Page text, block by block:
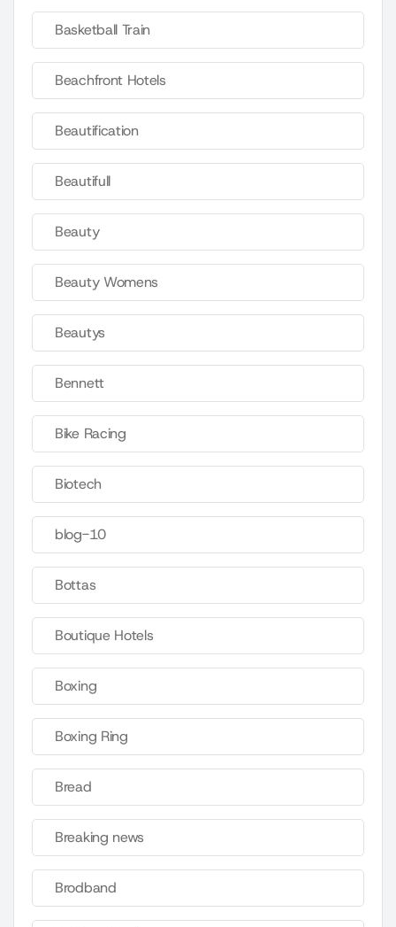
Basketball Train
Beachfront Hotels
Beautification
Beautifull
Beauty
Beauty Womens
Beautys
Bennett
Bike Racing
Biotech
blog-10
Bottas
Boutique Hotels
Boxing
Boxing Ring
Bread
Breaking news
Brodband